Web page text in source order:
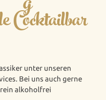
Cocktailbar
unter unseren
Bei uns auch gerne
rein alkoholfrei